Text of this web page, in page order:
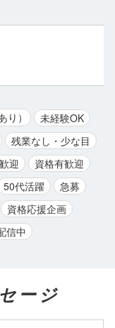
）
未経験OK
残業なし・少な目
迎
資格有歓迎
50代活躍
急募
資格応援企画
信中
ージ